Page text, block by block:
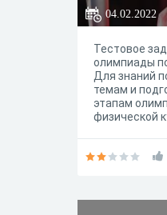
04.02.2022
Тестовое
олимпиады
Для знаний
темам и
этапам
физической